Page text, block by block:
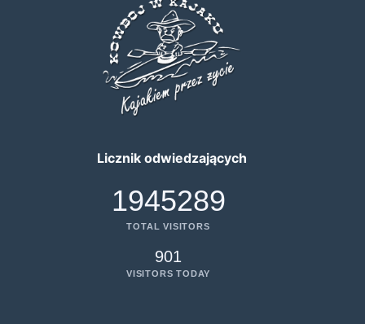
Licznik odwiedzających
1945289
TOTAL VISITORS
901
VISITORS TODAY